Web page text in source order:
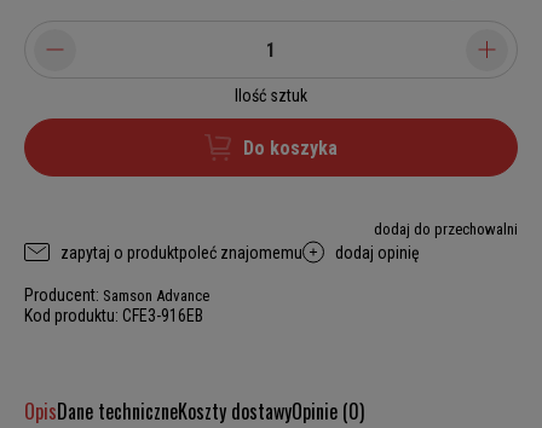
Ilość sztuk
Do koszyka
dodaj do przechowalni
zapytaj o produktpoleć znajomemu dodaj opinię
Producent: Samson Advance
Kod produktu: CFE3-916EB
OpisDane techniczneKoszty dostawyOpinie (0)